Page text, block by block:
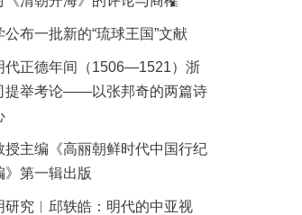
公布一批新的“琉球王国”文献
代正德年间（1506—1521）浙
提举考论——以张邦奇的两篇诗
授主编《高丽朝鲜时代中国行纪
》第一辑出版
研究︱邱轶皓：明代的中亚视